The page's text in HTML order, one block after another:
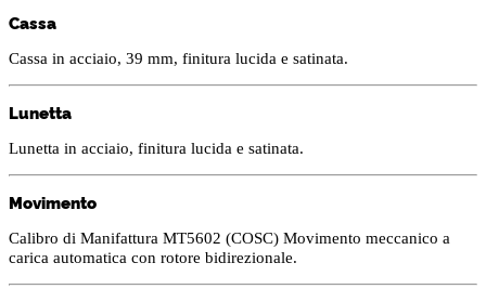
Cassa
Cassa in acciaio, 39 mm, finitura lucida e satinata.
Lunetta
Lunetta in acciaio, finitura lucida e satinata.
Movimento
Calibro di Manifattura MT5602 (COSC) Movimento meccanico a
carica automatica con rotore bidirezionale.